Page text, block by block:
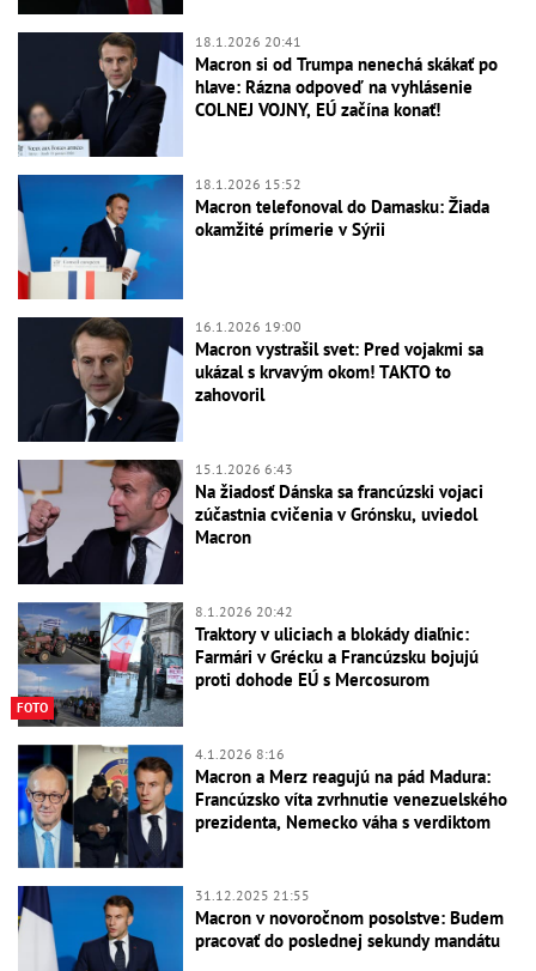
18.1.2026 20:41
Macron si od Trumpa nenechá skákať po
hlave: Rázna odpoveď na vyhlásenie
COLNEJ VOJNY, EÚ začína konať!
18.1.2026 15:52
Macron telefonoval do Damasku: Žiada
okamžité prímerie v Sýrii
16.1.2026 19:00
Macron vystrašil svet: Pred vojakmi sa
ukázal s krvavým okom! TAKTO to
zahovoril
15.1.2026 6:43
Na žiadosť Dánska sa francúzski vojaci
zúčastnia cvičenia v Grónsku, uviedol
Macron
FOTO
8.1.2026 20:42
Traktory v uliciach a blokády diaľnic:
Farmári v Grécku a Francúzsku bojujú
proti dohode EÚ s Mercosurom
4.1.2026 8:16
Macron a Merz reagujú na pád Madura:
Francúzsko víta zvrhnutie venezuelského
prezidenta, Nemecko váha s verdiktom
31.12.2025 21:55
Macron v novoročnom posolstve: Budem
pracovať do poslednej sekundy mandátu